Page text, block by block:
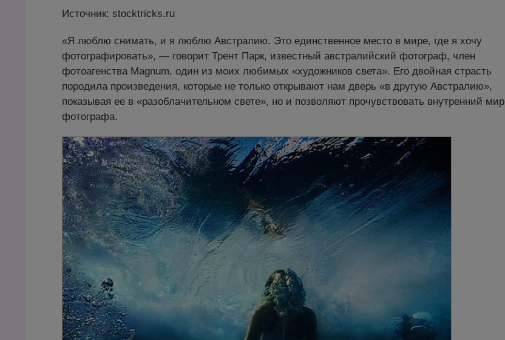
Источник: stocktricks.ru
«Я люблю снимать, и я люблю Австралию. Это единственное место в мире, где я хочу
фотографировать», — говорит Трент Парк, известный австралийский фотограф, член
фотоагенства Magnum, один из моих любимых «художников света». Его двойная страсть
породила произведения, которые не только открывают нам дверь «в другую Австралию»,
показывая ее в «разоблачительном свете», но и позволяют прочувствовать внутренний мир
фотографа.